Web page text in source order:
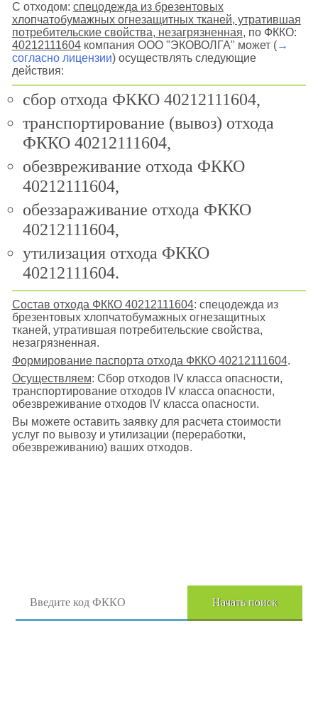
С отходом: спецодежда из брезентовых
хлопчатобумажных огнезащитных тканей, утратившая
потребительские свойства, незагрязненная, по ФККО:
40212111604компания ООО "ЭКОВОЛГА" может (→
согласно лицензии) осуществлять следующие
действия:
сбор отхода ФККО 40212111604,
транспортирование (вывоз) отхода
ФККО 40212111604,
обезвреживание отхода ФККО
40212111604,
обеззараживание отхода ФККО
40212111604,
утилизация отхода ФККО
40212111604.
Состав отхода ФККО 40212111604: спецодежда из
брезентовых хлопчатобумажных огнезащитных
тканей, утратившая потребительские свойства,
незагрязненная.
Формирование паспорта отхода ФККО 40212111604.
Осуществляем: Сбор отходов lV класса опасности,
транспортирование отходов lV класса опасности,
обезвреживание отходов lV класса опасности.
Вы можете оставить заявку для расчета стоимости
услуг по вывозу и утилизации (переработки,
обезвреживанию) ваших отходов.
Начать поиск